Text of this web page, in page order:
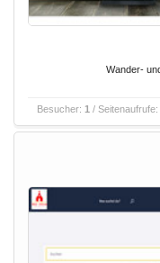
Wander-
Besucher: 1 / Seitenaufrufe: